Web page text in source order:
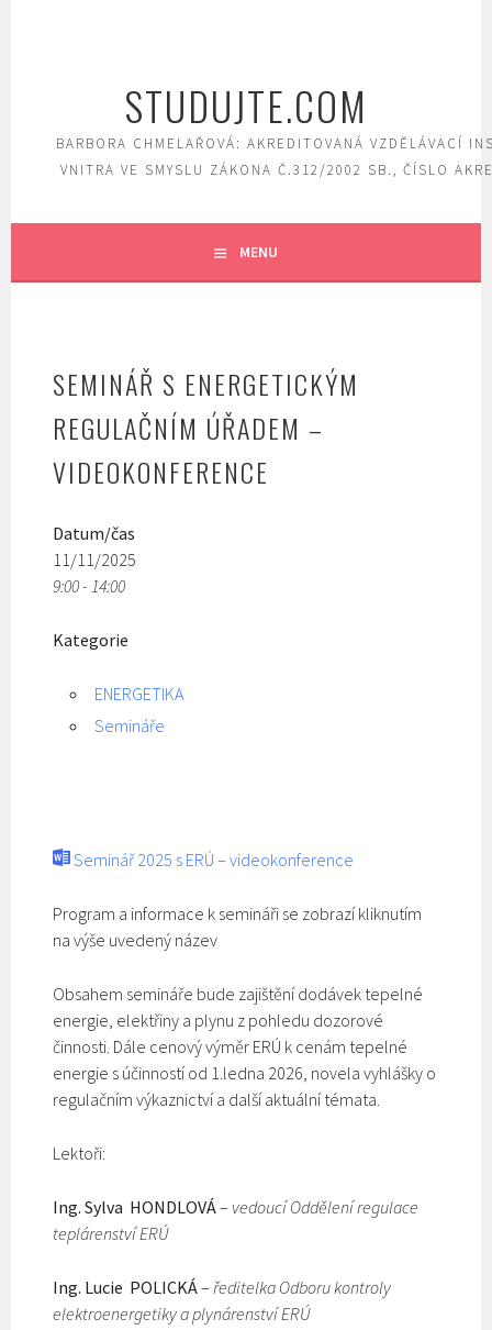
STUDUJTE.COM
BARBORA CHMELAŘOVÁ: AKREDITOVANÁ VZDĚLÁVACÍ
VNITRA VE SMYSLU ZÁKONA Č.312/2002 SB., ČÍSLO
MENU
SEMINÁŘ S ENERGETICKÝM
REGULAČNÍM ÚŘADEM –
VIDEOKONFERENCE
Datum/čas
11/11/2025
9:00 - 14:00
Kategorie
ENERGETIKA
Semináře
Seminář 2025 s ERÚ – videokonference
Program a informace k semináři se zobrazí kliknutím
na výše uvedený název
Obsahem semináře bude zajištění dodávek tepelné
energie, elektřiny a plynu z pohledu dozorové
činnosti. Dále cenový výměr ERÚ k cenám tepelné
energie s účinností od 1.ledna 2026, novela vyhlášky o
regulačním výkaznictví a další aktuální témata.
Lektoři:
Ing. Sylva HONDLOVÁ– vedoucí Oddělení regulace
teplárenství ERÚ
Ing. Lucie POLICKÁ–ředitelka Odboru kontroly
elektroenergetiky a plynárenství ERÚ